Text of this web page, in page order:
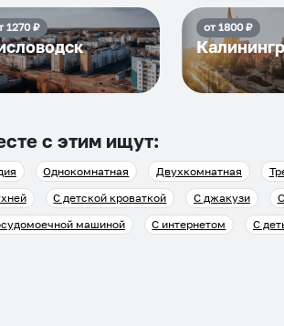
1270₽ от 1800₽
с этим ищут:
Однокомнатная Двухкомнатная
С детской кроваткой С джакузи
машиной
С интернетом С